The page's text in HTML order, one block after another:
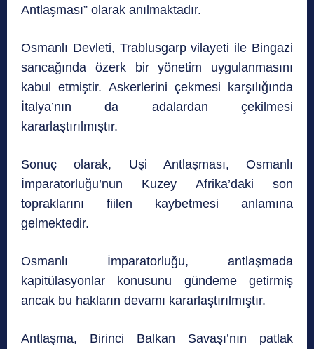
Antlaşması” olarak anılmaktadır.
Osmanlı Devleti, Trablusgarp vilayeti ile Bingazi
sancağında özerk bir yönetim uygulanmasını
kabul etmiştir. Askerlerini çekmesi karşılığında
İtalya’nın da adalardan çekilmesi
kararlaştırılmıştır.
Sonuç olarak, Uşi Antlaşması, Osmanlı
İmparatorluğu’nun Kuzey Afrika’daki son
topraklarını fiilen kaybetmesi anlamına
gelmektedir.
Osmanlı İmparatorluğu, antlaşmada
kapitülasyonlar konusunu gündeme getirmiş
ancak bu hakların devamı kararlaştırılmıştır.
Antlaşma, Birinci Balkan Savaşı’nın patlak